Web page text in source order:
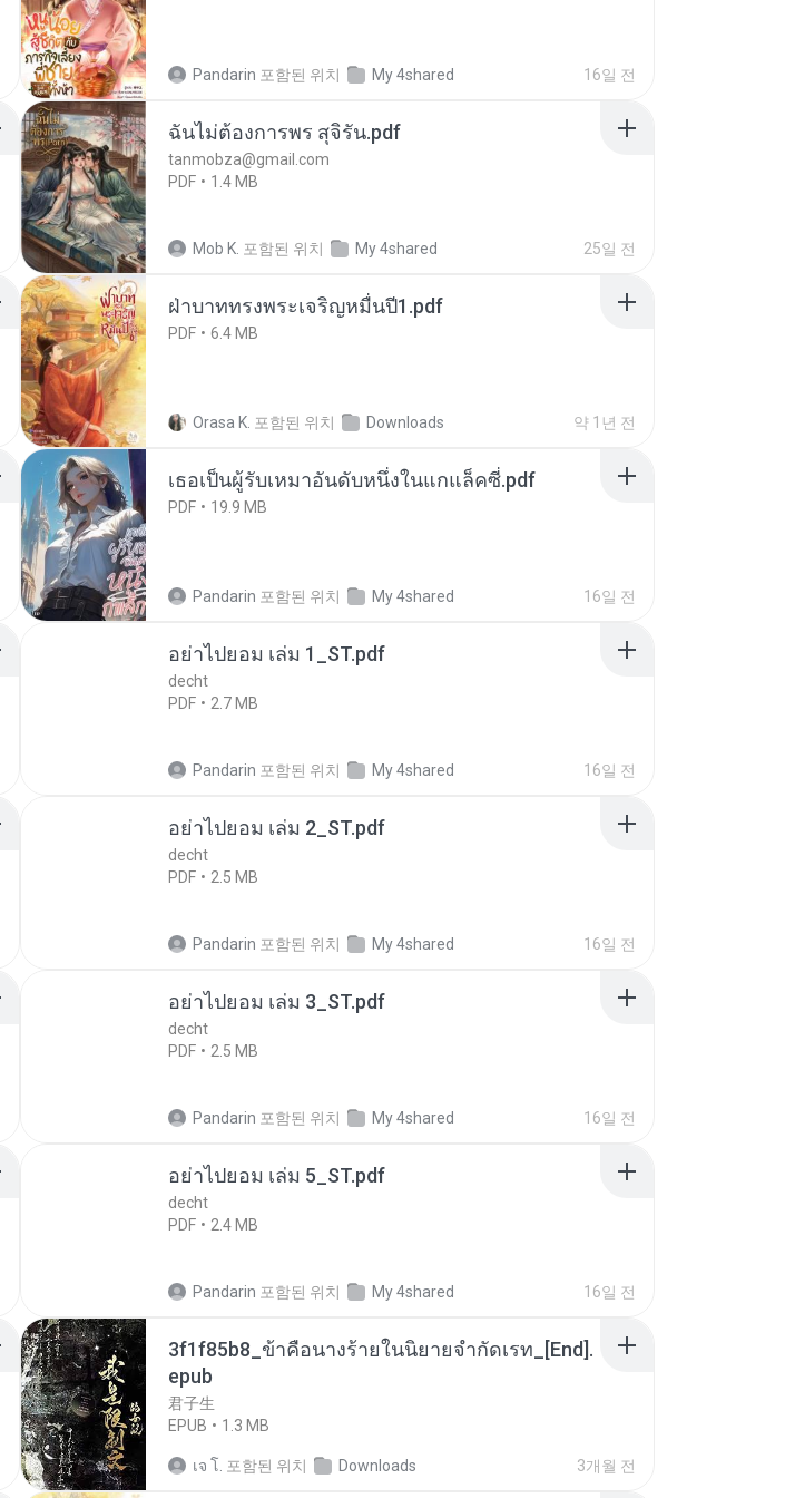
Pandarin 포함된 위치 My 4shared 16일 전
ฉันไม่ต้องการพร สุจิรัน.pdf
tanmobza@gmail.com
PDF
1.4 MB
Mob K. 포함된 위치 My 4shared 25일 전
ฝ่าบาททรงพระเจริญหมื่นปี1.pdf
PDF 6.4 MB
Orasa K. 포함된 위치 Downloads 약 1년 전
เธอเป็นผู้รับเหมาอันดับหนึ่งในแกแล็คซี่.pdf
PDF 19.9 MB
Pandarin 포함된 위치 My 4shared 16일 전
อย่าไปยอม เล่ม 1_ST.pdf
decht
PDF
2.7 MB
Pandarin 포함된 위치 My 4shared 16일 전
อย่าไปยอม เล่ม 2_ST.pdf
decht
PDF
2.5 MB
Pandarin 포함된 위치 My 4shared 16일 전
อย่าไปยอม เล่ม 3_ST.pdf
decht
PDF
2.5 MB
Pandarin 포함된 위치 My 4shared 16일 전
อย่าไปยอม เล่ม 5_ST.pdf
decht
PDF
2.4 MB
Pandarin 포함된 위치 My 4shared 16일 전
3f1f85b8_ข้าคือนางร้ายในนิยายจำกัดเรท_[End].
epub
君子生
EPUB
1.3 MB
เจ โ. 포함된 위치 Downloads 3개월 전